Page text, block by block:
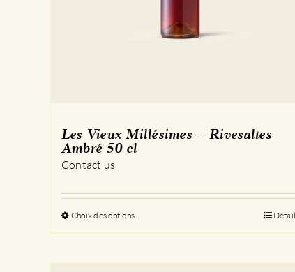
Les Vieux Millésimes – Rivesaltes
Ambré 50 cl
Contact us
Choix des optionsCe
produit
plusieurs